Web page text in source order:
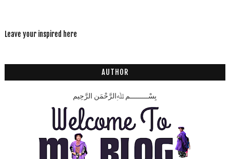
Leave your inspired here
AUTHOR
بِسْـــــــــمِ ﷲِالرَّحْمَنِ الرَّحِيم